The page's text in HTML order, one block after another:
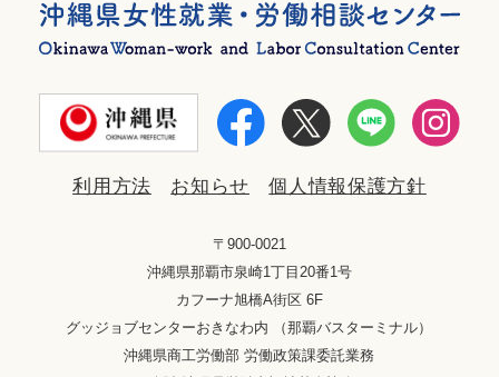
利用方法 お知らせ 個人情報保護方針
〒900-0021
沖縄県那覇市泉崎1丁目20番1号
カフーナ旭橋A街区 6F
グッジョブセンターおきなわ内 （那覇バスターミナル）
沖縄県商工労働部 労働政策課委託業務